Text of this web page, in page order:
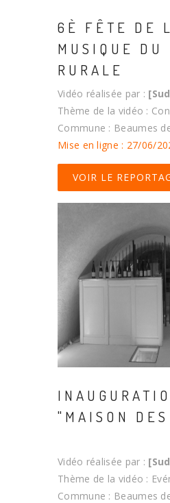
6È FÊTE DE
MUSIQUE DU
RURALE
Vidéo réalisée par :
Thème de la vidéo :
Commune : Beaumes
Mise en ligne : 27/06/
VOIR LE
"MAISON
Vidéo réalisée par :
Thème de la vidéo :
Commune : Beaumes